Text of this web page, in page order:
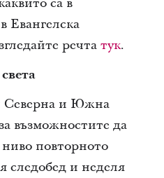
Евангелска
речтатук.
Северна и Южна
възможностите да
повторното
следобед и неделя